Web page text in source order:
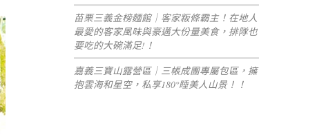
苗栗三義金榜麵館｜客家粄條霸主！在地人
最愛的客家風味與豪邁大份量美食，排隊也
要吃的大碗滿足!！
嘉義三寶山露營區｜三帳成團專屬包區，擁
抱雲海和星空，私享180°睡美人山景！！